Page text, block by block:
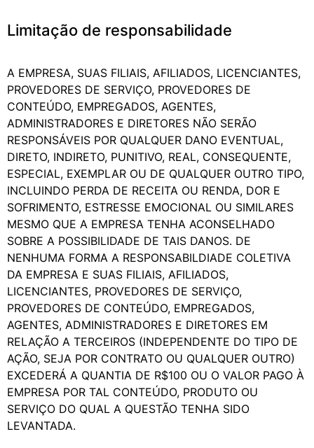
Limitação de responsabilidade
A EMPRESA, SUAS FILIAIS, AFILIADOS, LICENCIANTES,
PROVEDORES DE SERVIÇO, PROVEDORES DE
CONTEÚDO, EMPREGADOS, AGENTES,
ADMINISTRADORES E DIRETORES NÃO SERÃO
RESPONSÁVEIS POR QUALQUER DANO EVENTUAL,
DIRETO, INDIRETO, PUNITIVO, REAL, CONSEQUENTE,
ESPECIAL, EXEMPLAR OU DE QUALQUER OUTRO TIPO,
INCLUINDO PERDA DE RECEITA OU RENDA, DOR E
SOFRIMENTO, ESTRESSE EMOCIONAL OU SIMILARES
MESMO QUE A EMPRESA TENHA ACONSELHADO
SOBRE A POSSIBILIDADE DE TAIS DANOS. DE
NENHUMA FORMA A RESPONSABILDIADE COLETIVA
DA EMPRESA E SUAS FILIAIS, AFILIADOS,
LICENCIANTES, PROVEDORES DE SERVIÇO,
PROVEDORES DE CONTEÚDO, EMPREGADOS,
AGENTES, ADMINISTRADORES E DIRETORES EM
RELAÇÃO A TERCEIROS (INDEPENDENTE DO TIPO DE
AÇÃO, SEJA POR CONTRATO OU QUALQUER OUTRO)
EXCEDERÁ A QUANTIA DE R$100 OU O VALOR PAGO À
EMPRESA POR TAL CONTEÚDO, PRODUTO OU
SERVIÇO DO QUAL A QUESTÃO TENHA SIDO
LEVANTADA.